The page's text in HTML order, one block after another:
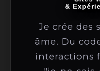
&
Je crée des
âme. Du
interactions